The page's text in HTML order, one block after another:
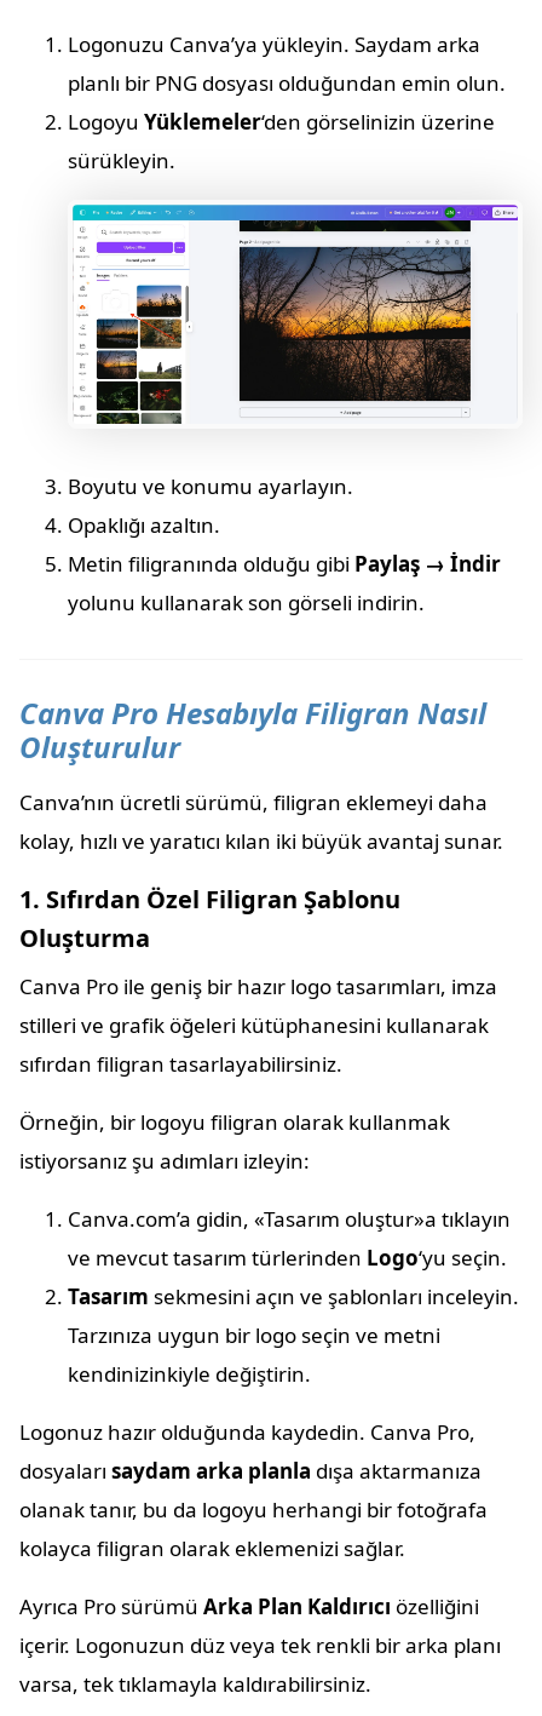
Logonuzu Canva’ya yükleyin. Saydam arka
planlı bir PNG dosyası olduğundan emin olun.
Logoyu Yüklemeler‘den görselinizin üzerine
sürükleyin.
Boyutu ve konumu ayarlayın.
Opaklığı azaltın.
Metin filigranında olduğu gibi Paylaş → İndir
yolunu kullanarak son görseli indirin.
Canva Pro Hesabıyla Filigran Nasıl
Oluşturulur
Canva’nın ücretli sürümü, filigran eklemeyi daha
kolay, hızlı ve yaratıcı kılan iki büyük avantaj sunar.
1. Sıfırdan Özel Filigran Şablonu
Oluşturma
Canva Pro ile geniş bir hazır logo tasarımları, imza
stilleri ve grafik öğeleri kütüphanesini kullanarak
sıfırdan filigran tasarlayabilirsiniz.
Örneğin, bir logoyu filigran olarak kullanmak
istiyorsanız şu adımları izleyin:
Canva.com’a gidin, «Tasarım oluştur»a tıklayın
ve mevcut tasarım türlerinden Logo‘yu seçin.
Tasarım sekmesini açın ve şablonları inceleyin.
Tarzınıza uygun bir logo seçin ve metni
kendinizinkiyle değiştirin.
Logonuz hazır olduğunda kaydedin. Canva Pro,
dosyaları saydam arka planla dışa aktarmanıza
olanak tanır, bu da logoyu herhangi bir fotoğrafa
kolayca filigran olarak eklemenizi sağlar.
Ayrıca Pro sürümü Arka Plan Kaldırıcı özelliğini
içerir. Logonuzun düz veya tek renkli bir arka planı
varsa, tek tıklamayla kaldırabilirsiniz.